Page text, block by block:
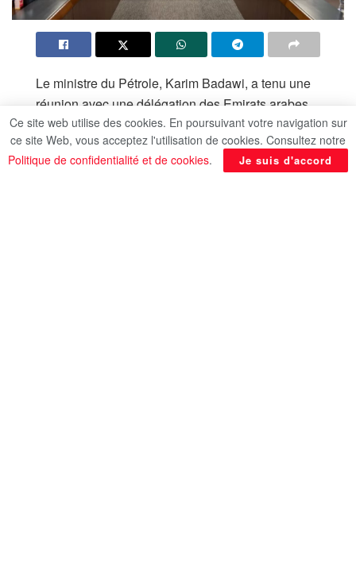
Le ministre du Pétrole, Karim Badawi, a tenu une
réunion avec une délégation des Emirats arabes
unis conduite par Hussein Sultan Lootah, directeur
général du groupe Emirates National Oil Company
(ENOC), et Abdel Karim Al Mazmi, directeur
Ce site web utilise des cookies. En poursuivant votre navigation sur
ce site Web, vous acceptez l'utilisation de cookies. Consultez notre
Politique de confidentialité et de cookies. Je suis d'accord